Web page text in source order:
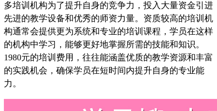
多培训机构为了提升自身的竞争力，投入大量资金引进
先进的教学设备和优秀的师资力量。资质较高的培训机
构通常会提供更为系统和专业的培训课程，学员在这样
的机构中学习，能够更好地掌握所需的技能和知识。
1980元的培训费用，往往能涵盖优质的教学资源和丰富
的实践机会，确保学员在短时间内提升自身的专业能
力。